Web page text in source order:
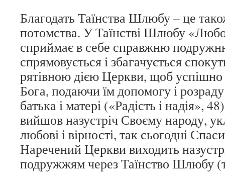
Благодать Таїнства Шлюбу – це
потомства. У Таїнстві Шлюбу
сприймає в себе справжню
спрямовується і збагачується
рятівною дією Церкви, щоб
Бога, подаючи їм допомогу і
батька і матері («Радість і надія»,
вийшов назустріч Своєму народу,
любові і вірності, так сьогодні
Наречений Церкви виходить
подружжям через Таїнство Шлюбу